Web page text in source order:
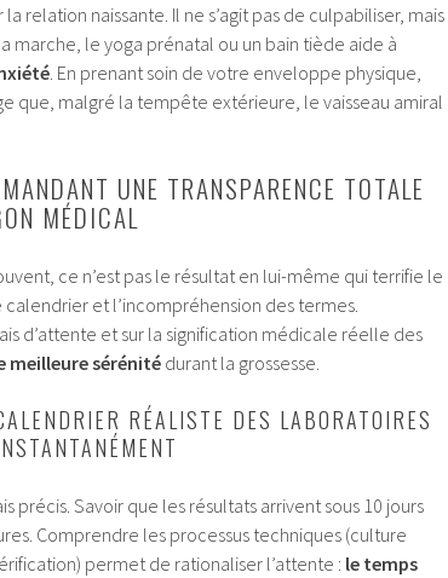
relation naissante. Il ne s’agit pas de culpabiliser, mais
marche, le yoga prénatal ou un bain tiède aide à
. En prenant soin de votre enveloppe physique,
que, malgré la tempête extérieure, le vaisseau amiral
UNE TRANSPARENCE TOTALE
MÉDICAL
ce n’est pas le résultat en lui-même qui terrifie le
calendrier et l’incompréhension des termes.
d’attente et sur la signification médicale réelle des
meilleure sérénitédurant la grossesse.
RÉALISTE DES LABORATOIRES
précis. Savoir que les résultats arrivent sous 10 jours
Comprendre les processus techniques (culture
permet de rationaliser l’attente : le temps